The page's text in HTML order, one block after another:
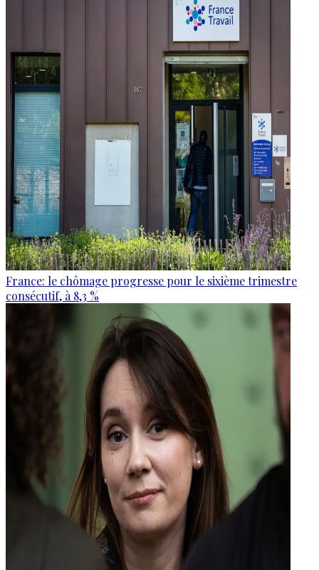
France: le chômage progresse pour le sixième trimestre
consécutif, à 8,3 %